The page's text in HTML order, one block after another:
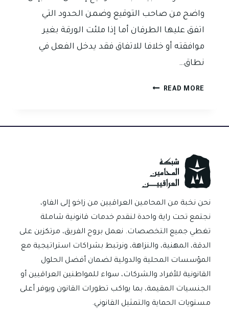
واضح من صاحب التوقيع وضمن الحدود التي
اتفق عليها الطرفان أما إذا ملئت الورقة بغير
موافقته أو خلافا للاتفاق فقد يدخل الفعل في
نطاق…
READ MORE هل
بيانات
الكمبيالة
بعد
التوقيع
في
العراق؟
نحن نخبة من المحامين العراقيين من زاخو إلى الفاو،
نجتمع تحت راية واحدة لنقدم خدمات قانونية شاملة
تغطي جميع التخصصات. نعمل بروح الفريق، مرتكزين على
الدقة، المهنية، والنزاهة، ونرتبط بشراكات استراتيجية مع
المؤسسات المحلية والدولية لضمان أفضل الحلول
القانونية للأفراد والشركات، سواء للمواطنين العراقيين أو
الجنسيات المقيمة، بما يواكب تطورات القانون ويوفر أعلى
مستويات الحماية والتمثيل القانوني.